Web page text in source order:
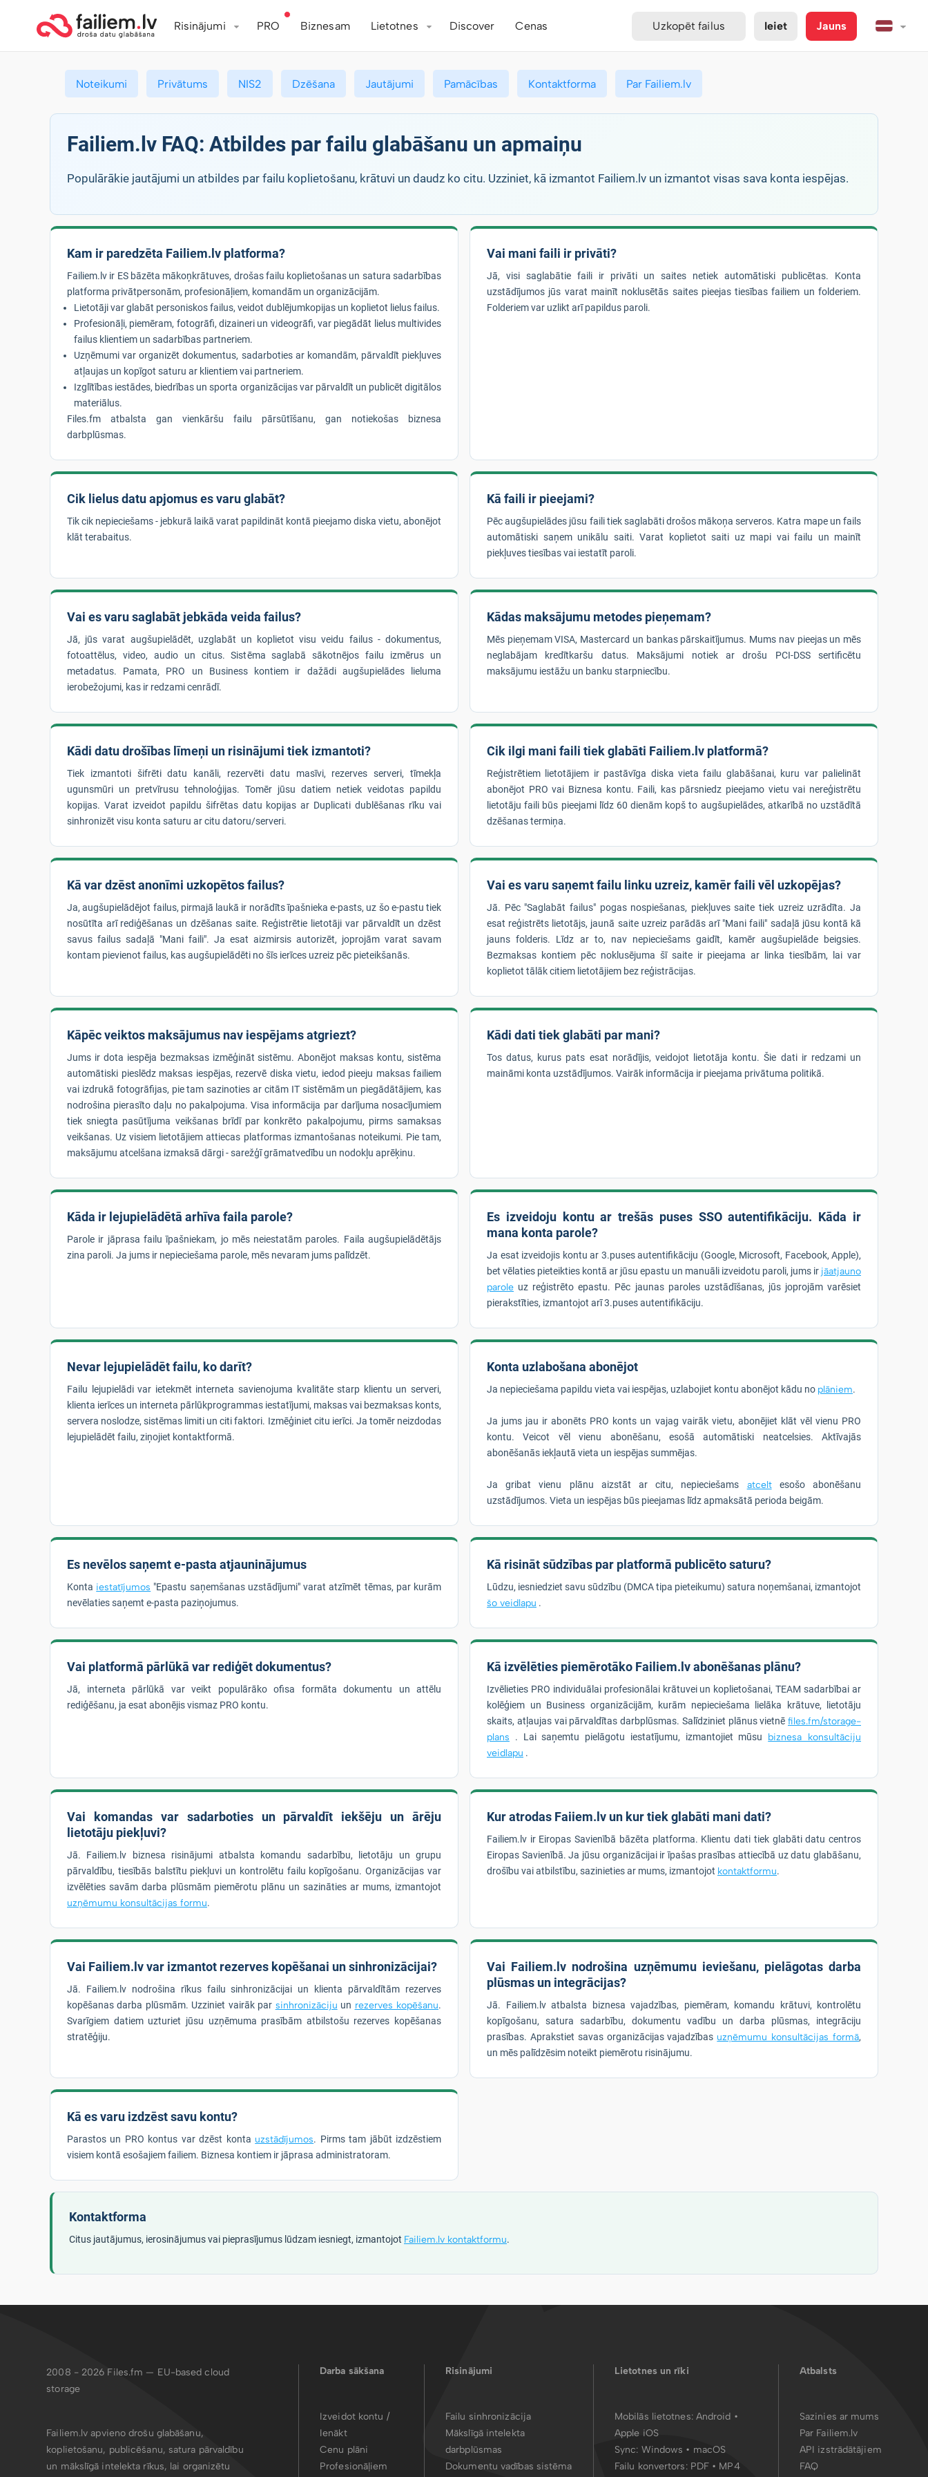
Risinājumi PRO Biznesam Lietotnes Discover Cenas Uzkopēt failus Ieiet Jauns
Noteikumi Privātums NIS2 Dzēšana Jautājumi Pamācības Kontaktforma Par Failiem.lv
Failiem.lv FAQ: Atbildes par failu glabāšanu un apmaiņu
Populārākie jautājumi un atbildes par failu koplietošanu, krātuvi un daudz ko citu. Uzziniet, kā izmantot Failiem.lv un izmantot visas sava konta iespējas.
Kam ir paredzēta Failiem.lv platforma?
Failiem.lv ir ES bāzēta mākoņkrātuves, drošas failu koplietošanas un satura sadarbības
platforma privātpersonām, profesionāļiem, komandām un organizācijām.
Lietotāji var glabāt personiskos failus, veidot dublējumkopijas un koplietot lielus failus.
Profesionāļi, piemēram, fotogrāfi, dizaineri un videogrāfi, var piegādāt lielus multivides
failus klientiem un sadarbības partneriem.
Uzņēmumi var organizēt dokumentus, sadarboties ar komandām, pārvaldīt piekļuves
atļaujas un kopīgot saturu ar klientiem vai partneriem.
Izglītības iestādes, biedrības un sporta organizācijas var pārvaldīt un publicēt digitālos
materiālus.
Files.fm atbalsta gan vienkāršu failu pārsūtīšanu, gan notiekošas biznesa
darbplūsmas.
Vai mani faili ir privāti?
Jā, visi saglabātie faili ir privāti un saites netiek automātiski publicētas. Konta
uzstādījumos jūs varat mainīt noklusētās saites pieejas tiesības failiem un folderiem.
Folderiem var uzlikt arī papildus paroli.
Cik lielus datu apjomus es varu glabāt?
Tik cik nepieciešams - jebkurā laikā varat papildināt kontā pieejamo diska vietu, abonējot
klāt terabaitus.
Kā faili ir pieejami?
Pēc augšupielādes jūsu faili tiek saglabāti drošos mākoņa serveros. Katra mape un fails
automātiski saņem unikālu saiti. Varat koplietot saiti uz mapi vai failu un mainīt
piekļuves tiesības vai iestatīt paroli.
Vai es varu saglabāt jebkāda veida failus?
Jā, jūs varat augšupielādēt, uzglabāt un koplietot visu veidu failus - dokumentus,
fotoattēlus, video, audio un citus. Sistēma saglabā sākotnējos failu izmērus un
metadatus. Pamata, PRO un Business kontiem ir dažādi augšupielādes lieluma
ierobežojumi, kas ir redzami cenrādī.
Kādas maksājumu metodes pieņemam?
Mēs pieņemam VISA, Mastercard un bankas pārskaitījumus. Mums nav pieejas un mēs
neglabājam kredītkaršu datus. Maksājumi notiek ar drošu PCI-DSS sertificētu
maksājumu iestāžu un banku starpniecību.
Kādi datu drošības līmeņi un risinājumi tiek izmantoti?
Tiek izmantoti šifrēti datu kanāli, rezervēti datu masīvi, rezerves serveri, tīmekļa
ugunsmūri un pretvīrusu tehnoloģijas. Tomēr jūsu datiem netiek veidotas papildu
kopijas. Varat izveidot papildu šifrētas datu kopijas ar Duplicati dublēšanas rīku vai
sinhronizēt visu konta saturu ar citu datoru/serveri.
Cik ilgi mani faili tiek glabāti Failiem.lv platformā?
Reģistrētiem lietotājiem ir pastāvīga diska vieta failu glabāšanai, kuru var palielināt
abonējot PRO vai Biznesa kontu. Faili, kas pārsniedz pieejamo vietu vai nereģistrētu
lietotāju faili būs pieejami līdz 60 dienām kopš to augšupielādes, atkarībā no uzstādītā
dzēšanas termiņa.
Kā var dzēst anonīmi uzkopētos failus?
Ja, augšupielādējot failus, pirmajā laukā ir norādīts īpašnieka e-pasts, uz šo e-pastu tiek
nosūtīta arī rediģēšanas un dzēšanas saite. Reģistrētie lietotāji var pārvaldīt un dzēst
savus failus sadaļā "Mani faili". Ja esat aizmirsis autorizēt, joprojām varat savam
kontam pievienot failus, kas augšupielādēti no šīs ierīces uzreiz pēc pieteikšanās.
Vai es varu saņemt failu linku uzreiz, kamēr faili vēl uzkopējas?
Jā. Pēc "Saglabāt failus" pogas nospiešanas, piekļuves saite tiek uzreiz uzrādīta. Ja
esat reģistrēts lietotājs, jaunā saite uzreiz parādās arī "Mani faili" sadaļā jūsu kontā kā
jauns folderis. Līdz ar to, nav nepieciešams gaidīt, kamēr augšupielāde beigsies.
Bezmaksas kontiem pēc noklusējuma šī saite ir pieejama ar linka tiesībām, lai var
koplietot tālāk citiem lietotājiem bez reģistrācijas.
Kāpēc veiktos maksājumus nav iespējams atgriezt?
Jums ir dota iespēja bezmaksas izmēģināt sistēmu. Abonējot maksas kontu, sistēma
automātiski pieslēdz maksas iespējas, rezervē diska vietu, iedod pieeju maksas failiem
vai izdrukā fotogrāfijas, pie tam sazinoties ar citām IT sistēmām un piegādātājiem, kas
nodrošina pierasīto daļu no pakalpojuma. Visa informācija par darījuma nosacījumiem
tiek sniegta pasūtījuma veikšanas brīdī par konkrēto pakalpojumu, pirms samaksas
veikšanas. Uz visiem lietotājiem attiecas platformas izmantošanas noteikumi. Pie tam,
maksājumu atcelšana izmaksā dārgi - sarežģī grāmatvedību un nodokļu aprēķinu.
Kādi dati tiek glabāti par mani?
Tos datus, kurus pats esat norādījis, veidojot lietotāja kontu. Šie dati ir redzami un
maināmi konta uzstādījumos. Vairāk informācija ir pieejama privātuma politikā.
Kāda ir lejupielādētā arhīva faila parole?
Parole ir jāprasa failu īpašniekam, jo mēs neiestatām paroles. Faila augšupielādētājs
zina paroli. Ja jums ir nepieciešama parole, mēs nevaram jums palīdzēt.
Es izveidoju kontu ar trešās puses SSO autentifikāciju. Kāda ir
mana konta parole?
Ja esat izveidojis kontu ar 3.puses autentifikāciju (Google, Microsoft, Facebook, Apple),
bet vēlaties pieteikties kontā ar jūsu epastu un manuāli izveidotu paroli, jums ir jāatjauno
parole uz reģistrēto epastu. Pēc jaunas paroles uzstādīšanas, jūs joprojām varēsiet
pierakstīties, izmantojot arī 3.puses autentifikāciju.
Nevar lejupielādēt failu, ko darīt?
Failu lejupielādi var ietekmēt interneta savienojuma kvalitāte starp klientu un serveri,
klienta ierīces un interneta pārlūkprogrammas iestatījumi, maksas vai bezmaksas konts,
servera noslodze, sistēmas limiti un citi faktori. Izmēģiniet citu ierīci. Ja tomēr neizdodas
lejupielādēt failu, ziņojiet kontaktformā.
Konta uzlabošana abonējot
Ja nepieciešama papildu vieta vai iespējas, uzlabojiet kontu abonējot kādu no plāniem.
Ja jums jau ir abonēts PRO konts un vajag vairāk vietu, abonējiet klāt vēl vienu PRO
kontu. Veicot vēl vienu abonēšanu, esošā automātiski neatcelsies. Aktīvajās
abonēšanās iekļautā vieta un iespējas summējas.
Ja gribat vienu plānu aizstāt ar citu, nepieciešams atceltesošo abonēšanu
uzstādījumos. Vieta un iespējas būs pieejamas līdz apmaksātā perioda beigām.
Es nevēlos saņemt e-pasta atjauninājumus
Konta iestatījumos "Epastu saņemšanas uzstādījumi" varat atzīmēt tēmas, par kurām
nevēlaties saņemt e-pasta paziņojumus.
Kā risināt sūdzības par platformā publicēto saturu?
Lūdzu, iesniedziet savu sūdzību (DMCA tipa pieteikumu) satura noņemšanai, izmantojot
šo veidlapu .
Vai platformā pārlūkā var rediģēt dokumentus?
Jā, interneta pārlūkā var veikt populārāko ofisa formāta dokumentu un attēlu
rediģēšanu, ja esat abonējis vismaz PRO kontu.
Kā izvēlēties piemērotāko Failiem.lv abonēšanas plānu?
Izvēlieties PRO individuālai profesionālai krātuvei un koplietošanai, TEAM sadarbībai ar
kolēģiem un Business organizācijām, kurām nepieciešama lielāka krātuve, lietotāju
skaits, atļaujas vai pārvaldītas darbplūsmas. Salīdziniet plānus vietnē files.fm/storage-
plans . Lai saņemtu pielāgotu iestatījumu, izmantojiet mūsu biznesa konsultāciju
veidlapu .
Vai komandas var sadarboties un pārvaldīt iekšēju un ārēju
lietotāju piekļuvi?
Jā. Failiem.lv biznesa risinājumi atbalsta komandu sadarbību, lietotāju un grupu
pārvaldību, tiesībās balstītu piekļuvi un kontrolētu failu kopīgošanu. Organizācijas var
izvēlēties savām darba plūsmām piemērotu plānu un sazināties ar mums, izmantojot
uzņēmumu konsultācijas formu.
Kur atrodas Faiiem.lv un kur tiek glabāti mani dati?
Failiem.lv ir Eiropas Savienībā bāzēta platforma. Klientu dati tiek glabāti datu centros
Eiropas Savienībā. Ja jūsu organizācijai ir īpašas prasības attiecībā uz datu glabāšanu,
drošību vai atbilstību, sazinieties ar mums, izmantojot kontaktformu.
Vai Failiem.lv var izmantot rezerves kopēšanai un sinhronizācijai?
Jā. Failiem.lv nodrošina rīkus failu sinhronizācijai un klienta pārvaldītām rezerves
kopēšanas darba plūsmām. Uzziniet vairāk par sinhronizāciju un rezerves kopēšanu.
Svarīgiem datiem uzturiet jūsu uzņēmuma prasībām atbilstošu rezerves kopēšanas
stratēģiju.
Vai Failiem.lv nodrošina uzņēmumu ieviešanu, pielāgotas darba
plūsmas un integrācijas?
Jā. Failiem.lv atbalsta biznesa vajadzības, piemēram, komandu krātuvi, kontrolētu
kopīgošanu, satura sadarbību, dokumentu vadību un darba plūsmas, integrāciju
prasības. Aprakstiet savas organizācijas vajadzības uzņēmumu konsultācijas formā,
un mēs palīdzēsim noteikt piemērotu risinājumu.
Kā es varu izdzēst savu kontu?
Parastos un PRO kontus var dzēst konta uzstādījumos. Pirms tam jābūt izdzēstiem
visiem kontā esošajiem failiem. Biznesa kontiem ir jāprasa administratoram.
Kontaktforma
Citus jautājumus, ierosinājumus vai pieprasījumus lūdzam iesniegt, izmantojot Failiem.lv kontaktformu.
2008 - 2026 Files.fm — EU-based cloud
storage
Failiem.lv apvieno drošu glabāšanu,
koplietošanu, publicēšanu, satura pārvaldību
un mākslīgā intelekta rīkus, lai organizētu
Darba sākšana
Izveidot kontu /
Ienākt
Cenu plāni
Profesionāļiem
Risinājumi
Failu sinhronizācija
Mākslīgā intelekta
darbplūsmas
Dokumentu vadības sistēma
Lietotnes un rīki
Mobilās lietotnes: Android •
Apple iOS
Sync: Windows • macOS
Failu konvertors: PDF • MP4
Atbalsts
Sazinies ar mums
Par Failiem.lv
API izstrādātājiem
FAQ